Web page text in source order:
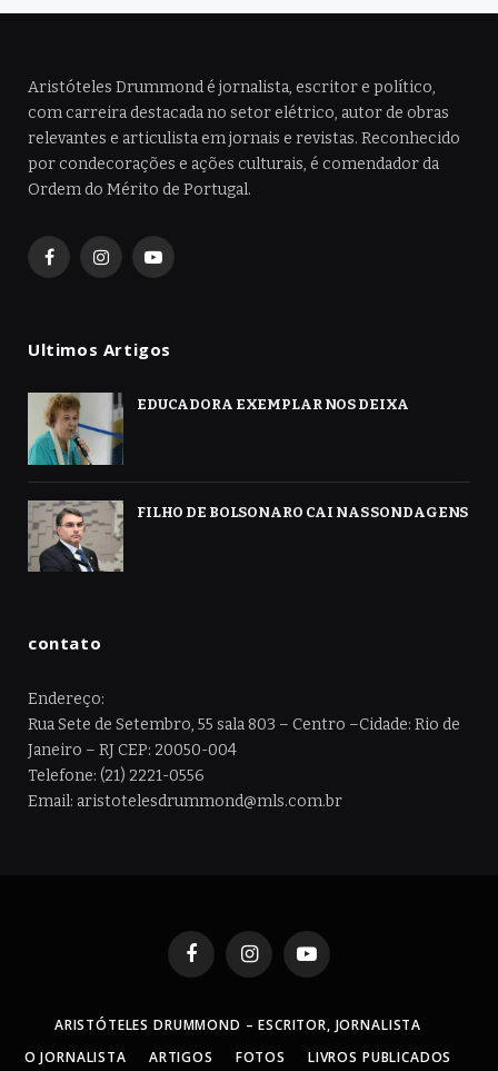
Aristóteles Drummond é jornalista, escritor e político,
com carreira destacada no setor elétrico, autor de obras
relevantes e articulista em jornais e revistas. Reconhecido
por condecorações e ações culturais, é comendador da
Ordem do Mérito de Portugal.
FacebookInstagramYouTube
Ultimos Artigos
EDUCADORA EXEMPLAR NOS DEIXA
FILHO DE BOLSONARO CAI NAS SONDAGENS
contato
Endereço:
Rua Sete de Setembro, 55 sala 803 – Centro –Cidade: Rio de
Janeiro – RJ CEP: 20050-004
Telefone: (21) 2221-0556
Email: aristotelesdrummond@mls.com.br
FacebookInstagramYouTube
ARISTÓTELES DRUMMOND – ESCRITOR, JORNALISTA
O JORNALISTA
ARTIGOS FOTOS LIVROS PUBLICADOS